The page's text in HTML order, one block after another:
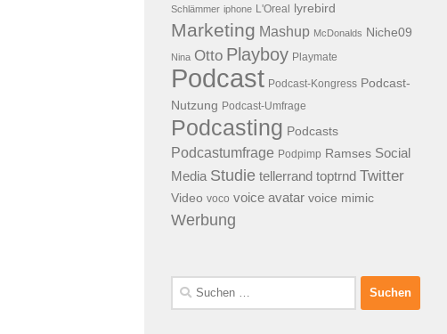
Schlämmer iphone L'Oreal lyrebird
Marketing Mashup McDonalds Niche09
Nina Otto Playboy Playmate
Podcast Podcast-Kongress Podcast-
Nutzung Podcast-Umfrage
Podcasting Podcasts
Podcastumfrage Podpimp Ramses Social
Media Studie tellerrand toptrnd Twitter
Video voco voice avatar voice mimic
Werbung
Suchen
nach: